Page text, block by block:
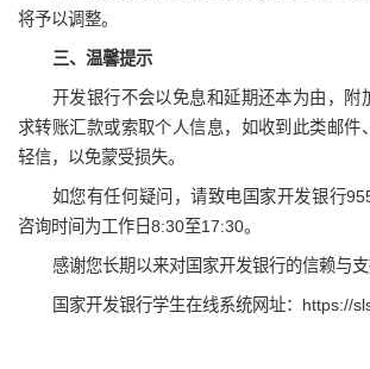
将予以调整。
三、温馨提示
开发银行不会以免息和延期还本为由，附
求转账汇款或索取个人信息，如收到此类邮件
轻信，以免蒙受损失。
如您有任何疑问，请致电国家开发银行
咨询时间为工作日8:30至17:30。
感谢您长期以来对国家开发银行的信赖与支
国家开发银行学生在线系统网址：https://